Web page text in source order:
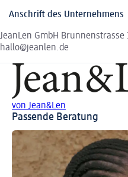
Anschrift des Unternehmens
JeanLen GmbH Brunnenstrasse
hallo@jeanlen.de
von Jean&Len
Passende Beratung